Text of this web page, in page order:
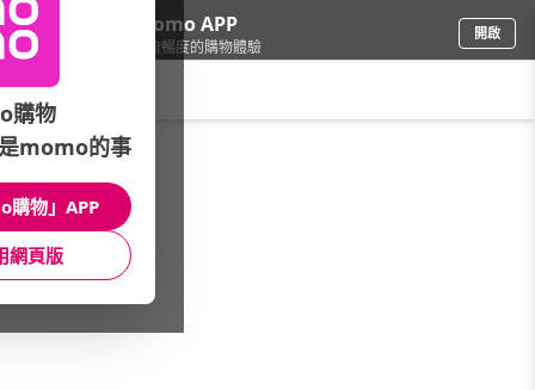
下載momo APP
給你3倍流暢度的購物體驗
開啟
品牌旗艦/Lee
主題/系列
女裝上身
配件
購物
momo的事
購物」APP
網頁版